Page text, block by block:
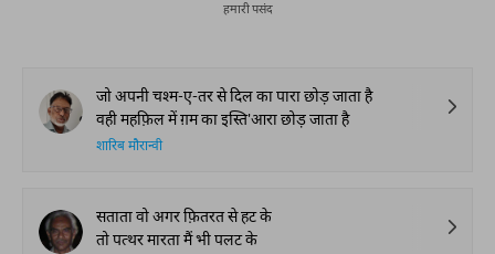
हमारी पसंद
जो अपनी चश्म-ए-तर से दिल का पारा छोड़ जाता है
वही महफ़िल में ग़म का इस्ति'आरा छोड़ जाता है
शारिब मौरान्वी
सताता वो अगर फ़ितरत से हट के
तो पत्थर मारता मैं भी पलट के